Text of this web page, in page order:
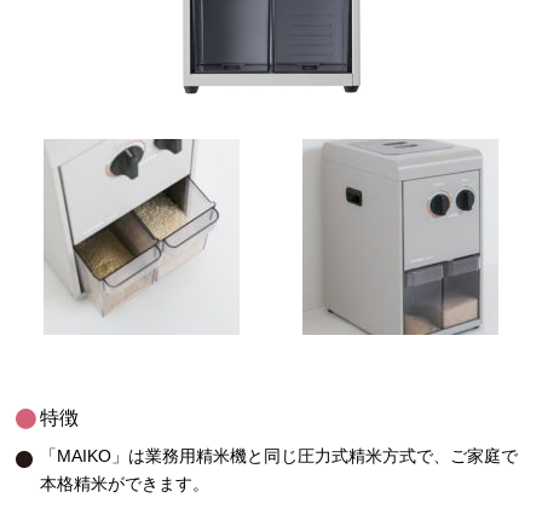
特徴
「MAIKO」は業務用精米機と同じ圧力式精米方式で、ご家庭で
本格精米ができます。